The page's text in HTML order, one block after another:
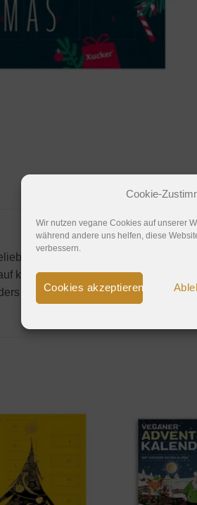
Cookie-
Wir nutzen vegane Cookies auf unserer
während andere uns helfen, diese
verbessern.
Cookies akzeptieren
Edelbitter-Schokolade
kleine und große Naschkatzen!
cremiger Schokoladengenuss.